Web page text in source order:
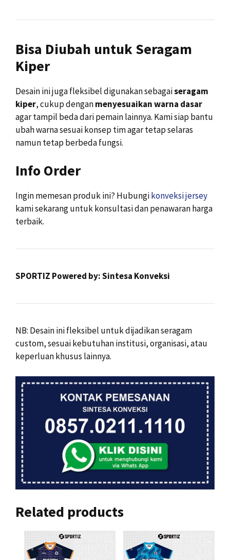
Bisa Diubah untuk Seragam
Kiper
Desain ini juga fleksibel digunakan sebagaiseragam
kiper, cukup denganmenyesuaikan warna dasar
agar tampil beda dari pemain lainnya. Kami siap bantu
ubah warna sesuai konsep tim agar tetap selaras
namun tetap berbeda fungsi.
Info Order
Ingin memesan produk ini? Hubungikonveksi jersey
kami sekarang untuk konsultasi dan penawaran harga
terbaik.
SPORTIZ Powered by: Sintesa Konveksi
NB: Desain ini fleksibel untuk dijadikan seragam
custom, sesuai kebutuhan institusi, organisasi, atau
keperluan khusus lainnya.
Related products